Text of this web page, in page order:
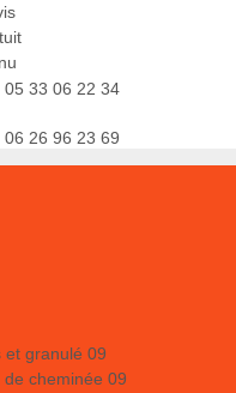
05 33 06 22 34
06 26 96 23 69
et granulé 09
cheminée 09